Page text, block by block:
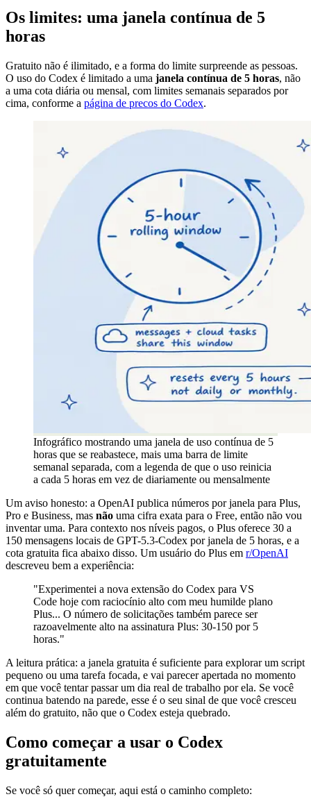
Os limites: uma janela contínua de 5
horas
Gratuito não é ilimitado, e a forma do limite surpreende as pessoas.
O uso do Codex é limitado a uma janela contínua de 5 horas, não
a uma cota diária ou mensal, com limites semanais separados por
cima, conforme a página de precos do Codex.
Infográfico mostrando uma janela de uso contínua de 5
horas que se reabastece, mais uma barra de limite
semanal separada, com a legenda de que o uso reinicia
a cada 5 horas em vez de diariamente ou mensalmente
Um aviso honesto: a OpenAI publica números por janela para Plus,
Pro e Business, mas não uma cifra exata para o Free, então não vou
inventar uma. Para contexto nos níveis pagos, o Plus oferece 30 a
150 mensagens locais de GPT-5.3-Codex por janela de 5 horas, e a
cota gratuita fica abaixo disso. Um usuário do Plus em r/OpenAI
descreveu bem a experiência:
"Experimentei a nova extensão do Codex para VS
Code hoje com raciocínio alto com meu humilde plano
Plus... O número de solicitações também parece ser
razoavelmente alto na assinatura Plus: 30-150 por 5
horas."
A leitura prática: a janela gratuita é suficiente para explorar um script
pequeno ou uma tarefa focada, e vai parecer apertada no momento
em que você tentar passar um dia real de trabalho por ela. Se você
continua batendo na parede, esse é o seu sinal de que você cresceu
além do gratuito, não que o Codex esteja quebrado.
Como começar a usar o Codex
gratuitamente
Se você só quer começar, aqui está o caminho completo: